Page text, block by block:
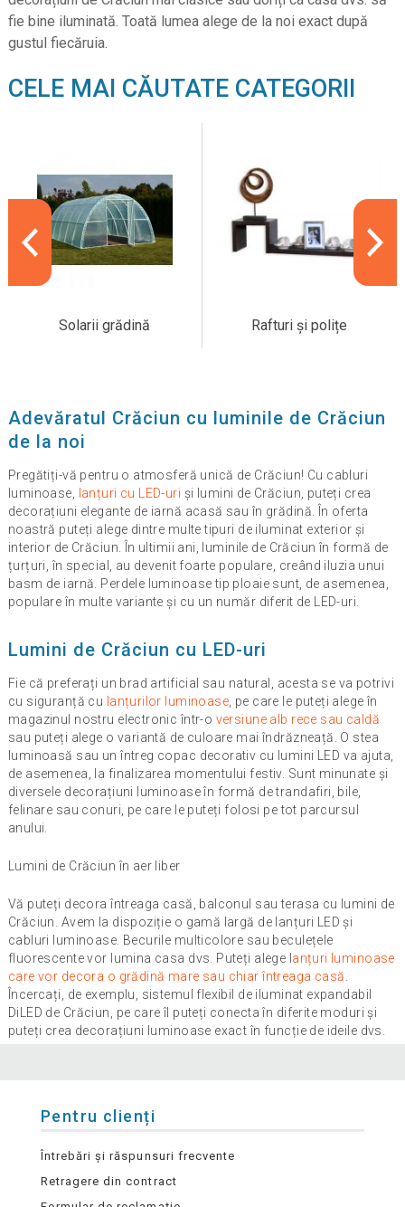
fie bine iluminată. Toată lumea alege de la noi exact după
gustul fiecăruia.
CELE MAI CĂUTATE CATEGORII
Solarii grădină Rafturi și polițe
Adevăratul Crăciun cu luminile de Crăciun
de la noi
Pregătiți-vă pentru o atmosferă unică de Crăciun! Cu cabluri
luminoase, lanțuri cu LED-uri și lumini de Crăciun, puteți crea
decorațiuni elegante de iarnă acasă sau în grădină. În oferta
noastră puteți alege dintre multe tipuri de iluminat exterior și
interior de Crăciun. În ultimii ani, luminile de Crăciun în formă de
țurțuri, în special, au devenit foarte populare, creând iluzia unui
basm de iarnă. Perdele luminoase tip ploaie sunt, de asemenea,
populare în multe variante și cu un număr diferit de LED-uri.
Lumini de Crăciun cu LED-uri
Fie că preferați un brad artificial sau natural, acesta se va potrivi
cu siguranță cu lanțurilor luminoase , pe care le puteți alege în
magazinul nostru electronic într-o versiune alb rece sau caldă
sau puteți alege o variantă de culoare mai îndrăzneață. O stea
luminoasă sau un întreg copac decorativ cu lumini LED va ajuta,
de asemenea, la finalizarea momentului festiv. Sunt minunate și
diversele decorațiuni luminoase în formă de trandafiri, bile,
felinare sau conuri, pe care le puteți folosi pe tot parcursul
anului.
Lumini de Crăciun în aer liber
Vă puteți decora întreaga casă, balconul sau terasa cu lumini de
Crăciun. Avem la dispoziție o gamă largă de lanțuri LED și
cabluri luminoase. Becurile multicolore sau beculețele
fluorescente vor lumina casa dvs. Puteți alege l anțuri luminoase
care vor decora o grădină mare sau chiar întreaga casă.
Încercați, de exemplu, sistemul flexibil de iluminat expandabil
DiLED de Crăciun, pe care îl puteți conecta în diferite moduri și
puteți crea decorațiuni luminoase exact în funcție de ideile dvs.
Pentru clienți
Întrebări și răspunsuri frecvente
Retragere din contract